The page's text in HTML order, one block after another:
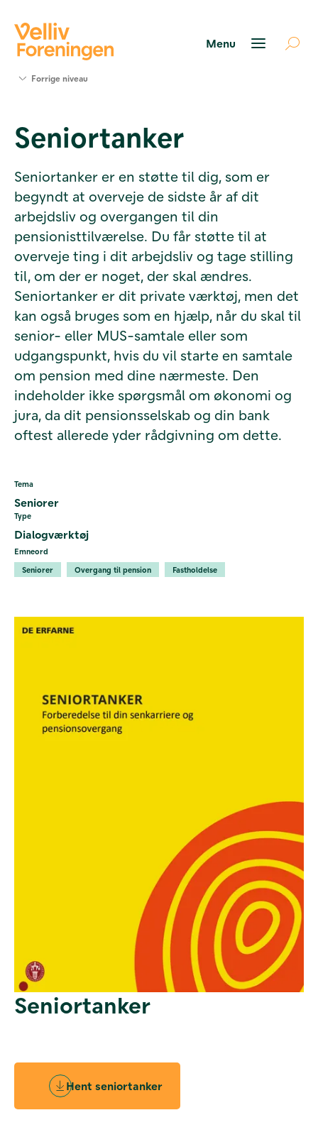
Værktøjer
og viden
Foreningen
Kontakt
os
Forrige niveau
Seniortanker
Seniortanker er en støtte til dig, som er
begyndt at overveje de sidste år af dit
arbejdsliv og overgangen til din
pensionisttilværelse. Du får støtte til at
overveje ting i dit arbejdsliv og tage stilling
til, om der er noget, der skal ændres.
Seniortanker er dit private værktøj, men det
kan også bruges som en hjælp, når du skal til
senior- eller MUS-samtale eller som
udgangspunkt, hvis du vil starte en samtale
om pension med dine nærmeste. Den
indeholder ikke spørgsmål om økonomi og
jura, da dit pensionsselskab og din bank
oftest allerede yder rådgivning om dette.
Tema
Seniorer
Type
Dialogværktøj
Emneord
Seniorer
Overgang til pension Fastholdelse
Seniortanker
Hent seniortanker